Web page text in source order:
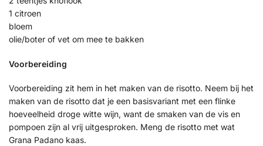
1 citroen
bloem
olie/boter of vet om mee te bakken
Voorbereiding
Voorbereiding zit hem in het maken van de risotto. Neem bij het
maken van de risotto dat je een basisvariant met een flinke
hoeveelheid droge witte wijn, want de smaken van de vis en
pompoen zijn al vrij uitgesproken. Meng de risotto met wat
Grana Padano kaas.